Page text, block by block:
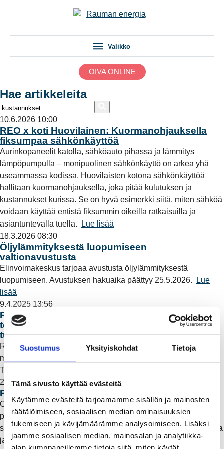
Suostumus Yksityiskohdat Tietoja
Tämä sivusto käyttää evästeitä
Käytämme evästeitä tarjoamamme sisällön ja mainosten
räätälöimiseen, sosiaalisen median ominaisuuksien
tukemiseen ja kävijämäärämme analysoimiseen. Lisäksi
jaamme sosiaalisen median, mainosalan ja analytiikka-
Valikko
OIVA ONLINE
Hae artikkeleita
10.6.2026 10:00
REO x koti Huovilainen: Kuormanohjauksella
fiksumpaa sähkönkäyttöä
Aurinkopaneelit katolla, sähköauto pihassa ja lämmitys
lämpöpumpulla – monipuolinen sähkönkäyttö on arkea yhä
useammassa kodissa. Huovilaisten kotona sähkönkäyttöä
hallitaan kuormanohjauksella, joka pitää kulutuksen ja
kustannukset kurissa. Se on hyvä esimerkki siitä, miten sähköä
voidaan käyttää entistä fiksummin oikeilla ratkaisuilla ja
asiantuntevalla tuella.
Lue lisää
18.3.2026 08:30
Öljylämmityksestä luopumiseen
valtionavustusta
Elinvoimakeskus tarjoaa avustusta öljylämmityksestä
luopumiseen. Avustuksen hakuaika päättyy 25.5.2026.
Lue
lisää
9.4.2025 13:56
Rauman Energian vuosi 2024: Lylyä vaille hyvä
toiminnan vuosi, kohonneet
tuotantokustannukset heikensivät tulosta
Rauman Energia -konsernin liikevaihto vuonna 2024 oli 36,4
miljoonaa euroa, josta liikevoittoa kertyi 4,4 miljoonaa euroa.
Tilikauden voitto oli 2,4 miljoonaa euroa.
2.10.2024 06:45
Pörssisähkön edulliset tunnit hyötykäyttöön
Omavoiman pörssisähkön ohjauspalvelu ohjaa sähkönkäyttöä
pörssisähkön edullisille tunneille ja vähentää käyttöä kalliiden
spot-tuntien ajalta. Näin saat hyödyt irti tuntihintojen vaihtelusta
ja sähkönkulutus on pienempää pörssisähkön kalliiseen